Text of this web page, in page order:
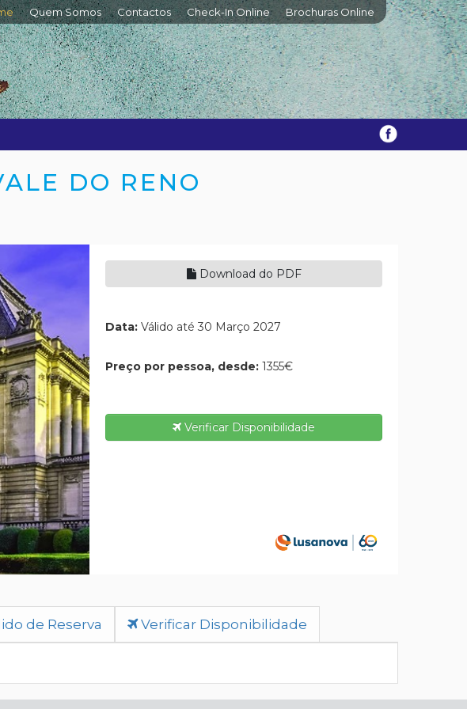
Quem Somos Contactos Check-In Online Brochuras Online
DO RENO
Download do PDF
Data: Válido até 30 Março 2027
Preço por pessoa, desde: 1355€
Verificar Disponibilidade
de Reserva Verificar Disponibilidade